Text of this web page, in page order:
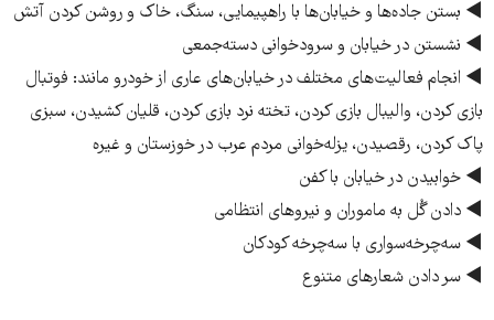
◄ بستن جاده‌­ها و خیابان‌­ها با راهپیمایی، سنگ، خاک و روشن کردن آتش
◄ نشستن در خیابان و سرودخوانی دسته‌­جمعی
◄ انجام فعالیت‌­های مختلف در خیابان­‌های عاری از خودرو مانند: فوتبال
بازی کردن، والیبال بازی کردن، تخته نرد بازی کردن، قلیان کشیدن، سبزی
پاک کردن، رقصیدن، یزله‌خوانی مردم عرب در خوزستان و غیره
◄ خوابیدن در خیابان با کفن
◄ دادن گُل به ماموران و نیروهای انتظامی
◄ سه‌­چرخه­‌سواری با سه‌­چرخه کودکان
◄ سر دادن شعارهای متنوع